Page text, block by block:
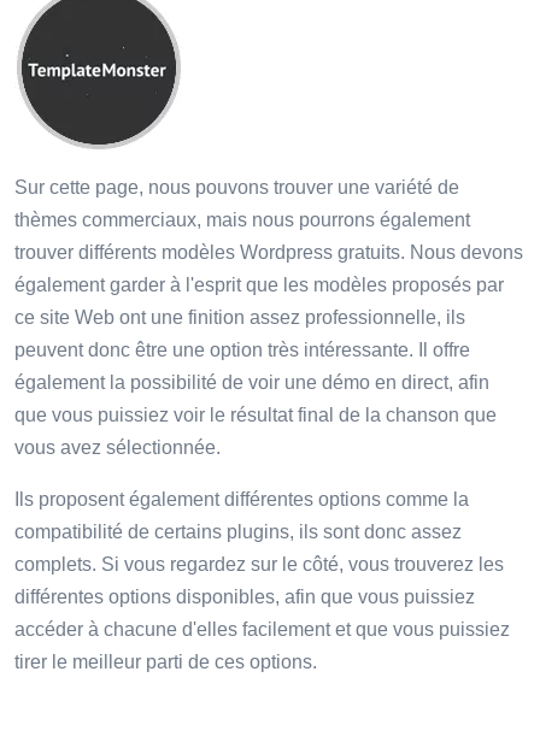
Sur cette page, nous pouvons trouver une variété de
thèmes commerciaux, mais nous pourrons également
trouver différents modèles Wordpress gratuits. Nous devons
également garder à l'esprit que les modèles proposés par
ce site Web ont une finition assez professionnelle, ils
peuvent donc être une option très intéressante. Il offre
également la possibilité de voir une démo en direct, afin
que vous puissiez voir le résultat final de la chanson que
vous avez sélectionnée.
Ils proposent également différentes options comme la
compatibilité de certains plugins, ils sont donc assez
complets. Si vous regardez sur le côté, vous trouverez les
différentes options disponibles, afin que vous puissiez
accéder à chacune d'elles facilement et que vous puissiez
tirer le meilleur parti de ces options.